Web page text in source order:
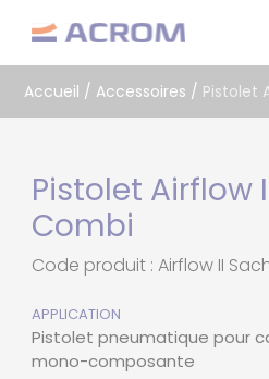
Accueil / Accessoires / Pistolet
Pistolet Airflow
Combi
Code produit : Airflow II
APPLICATION
Pistolet pneumatique pour
mono-composante